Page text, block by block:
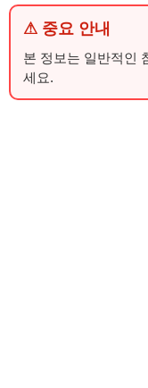
⚠ 중요 안내
본 정보는 일반적인
세요.